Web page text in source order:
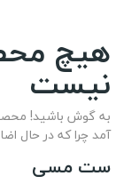
ست مسی
هیچ
نیست
به گوش باشید!
آمد چرا که در حال